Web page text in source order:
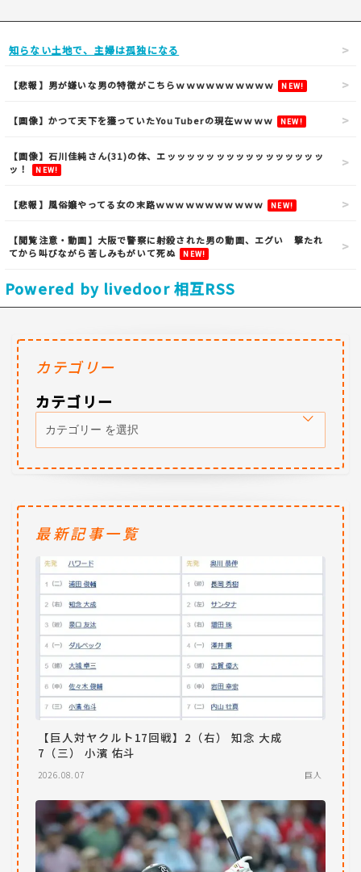
知らない土地で、主婦は孤独になる
【悲報】男が嫌いな男の特徴がこちらｗｗｗｗｗｗｗｗｗｗ NEW!
【画像】かつて天下を獲っていたYouTuberの現在ｗｗｗｗ NEW!
【画像】石川佳純さん(31)の体、エッッッッッッッッッッッッッッッッ
ッ！
NEW!
【悲報】風俗嬢やってる女の末路ｗｗｗｗｗｗｗｗｗｗｗ NEW!
【閲覧注意・動画】大阪で警察に射殺された男の動画、エグい 撃たれ
てから叫びながら苦しみもがいて死ぬ
NEW!
Powered by livedoor 相互RSS
カテゴリー
カテゴリー
最新記事一覧
【巨人対ヤクルト17回戦】2（右） 知念 大成
7（三） 小濱 佑斗
2026.08.07 巨人